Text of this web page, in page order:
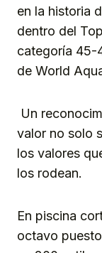
en la historia
dentro del
categoría 45-
de World
Un
valor no solo
los valores
los rodean.
En piscina
octavo